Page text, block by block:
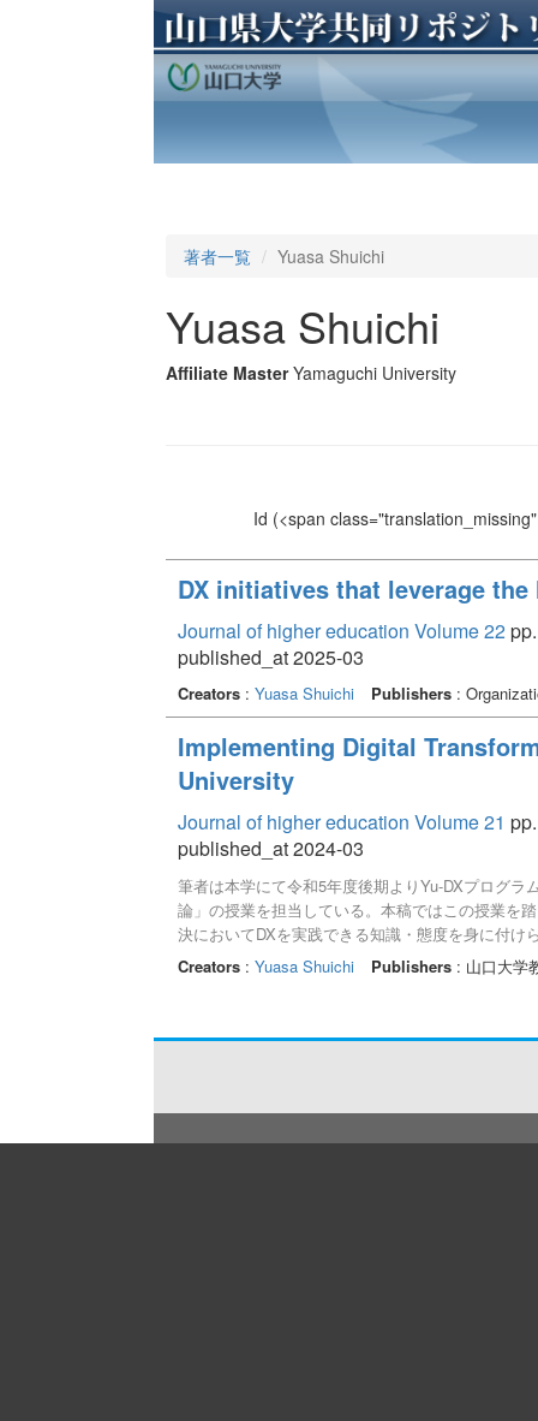
著者一覧 Yuasa Shuichi
Yuasa Shuichi
Affiliate Master Yamaguchi University
Id (<span
DX initiatives that leverage the
Journal of higher education Volume 22pp.
published_at 2025-03
Creators: Yuasa Shuichi Publishers:
Implementing Digital
University
Journal of higher education Volume 21
published_at 2024-03
筆者は本学にて令和5年度後期よりYu-DXプログ
論」の授業を担当している。本稿ではこの授業を
決においてDXを実践できる知識・態度を身に付け
に、コンセプチュアルスキル（概念化能力）を高
今後の取り組み課題を論述する。なお、DXは
Creators: Yuasa Shuichi Publishers: 山口大学